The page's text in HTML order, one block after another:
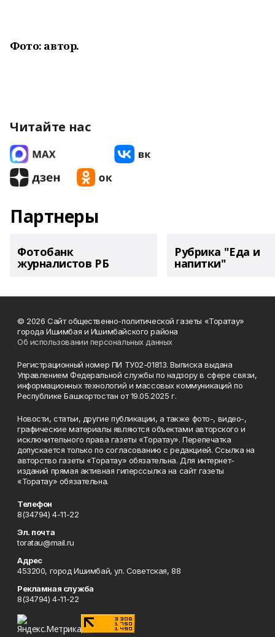
Фото: автор.
Читайте нас
Партнеры
Фотобанк
журналистов РБ
Рубрика "Еда и
напитки"
© 2026 Сайт общественно-политической газеты «Торатау»
города Ишимбая и Ишимбайского района
Об использовании персональных данных
Регистрационный номер ПИ ТУ02-01813. Выписка выдана
Управлением Федеральной службы по надзору в сфере связи,
информационных технологий и массовых коммуникаций по
Республике Башкортостан от 19.05.2025 г.
Новости, статьи, другие публикации, а также фото-, видео-,
графические материалы являются объектами авторского и
исключительного права газеты «Торатау». Перепечатка
допускается только по согласованию с редакцией. Ссылка на
авторство газеты «Торатау» обязательна. Для интернет-
изданий прямая активная гиперссылка на сайт газеты
«Торатау» обязательна.
Телефон
8(34794) 4-11-22
Эл. почта
toratau@mail.ru
Адрес
453200, город Ишимбай, ул. Советская, 88
Рекламная служба
8(34794) 4-11-22